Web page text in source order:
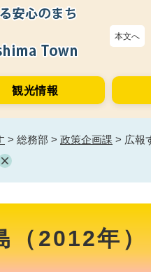
本文へ
観光情報
> 総務部 > 政策企画課 > 広報
（2012年）